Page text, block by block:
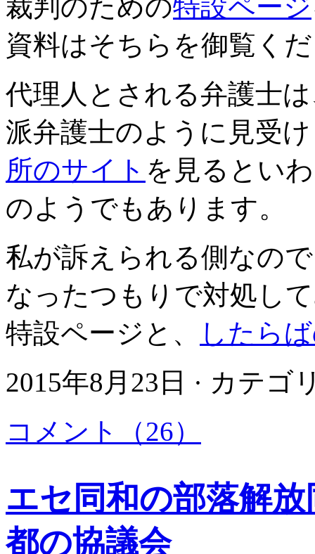
裁判のための特設ページ
資料はそちらを御覧く
代理人とされる弁護士
派弁護士のように見受
所のサイト を見るとい
のようでもあります。
私が訴えられる側なの
なったつもりで対処し
特設ページと、
したら
2015年8月23日 · カテゴ
コメント（26）
エセ同和の部落解
都の協議会